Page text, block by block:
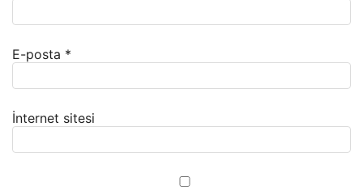
E-posta *
İnternet sitesi